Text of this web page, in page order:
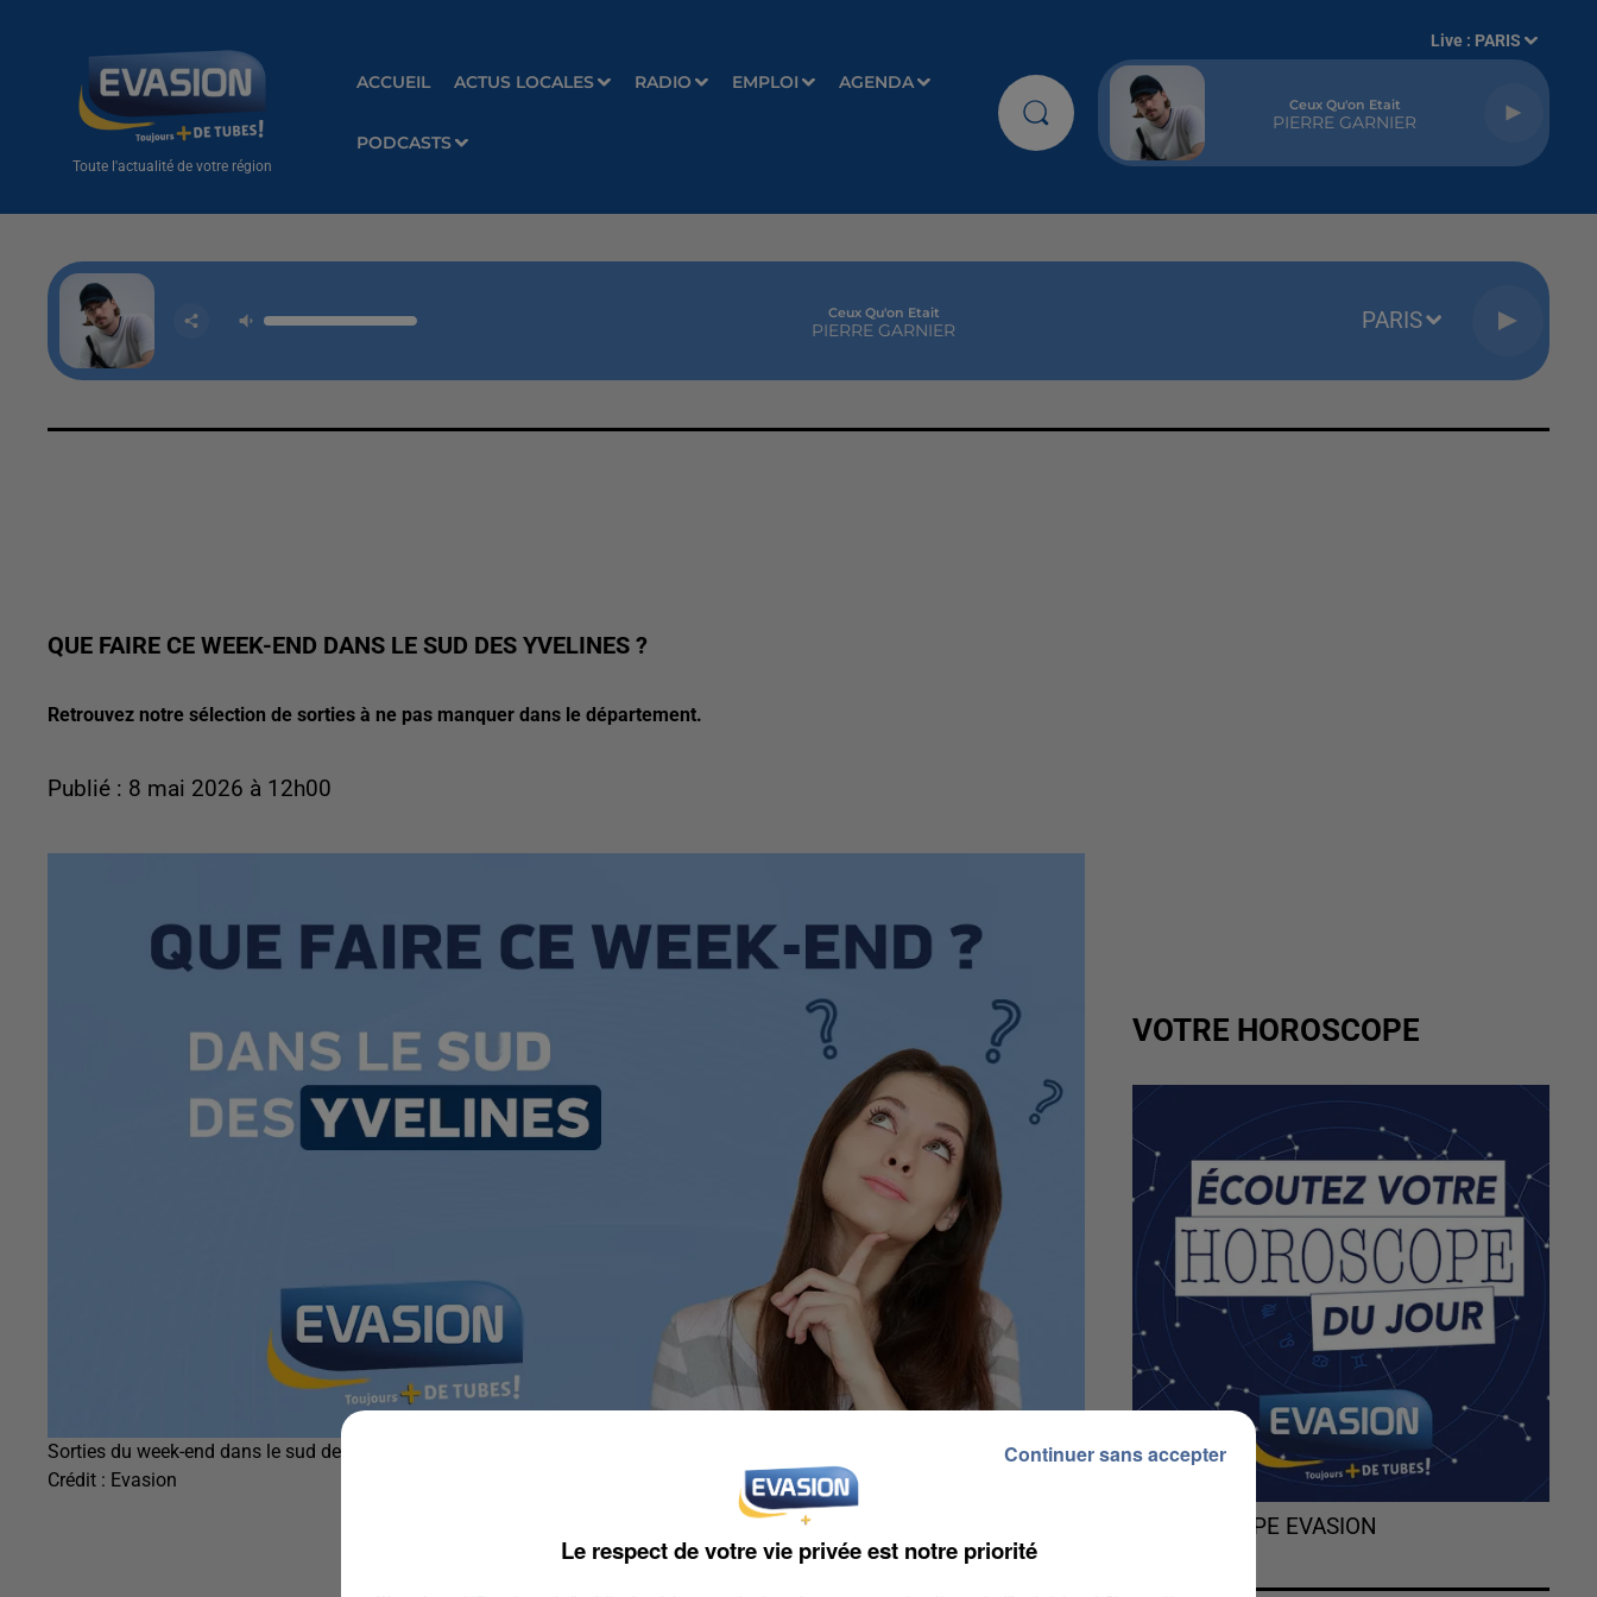
Toute l'actualité de votre région
ACCUEIL ACTUS LOCALES RADIO EMPLOI AGENDA
PODCASTS
Live : PARIS
Ceux Qu'on Etait
PIERRE GARNIER
Ceux Qu'on Etait
PIERRE GARNIER PARIS
QUE FAIRE CE WEEK-END DANS LE SUD DES YVELINES ?
Retrouvez notre sélection de sorties à ne pas manquer dans le département.
Publié : 8 mai 2026 à 12h00
Sorties du week-end dans le sud des Yvelines
Crédit : Evasion
VOTRE HOROSCOPE
L'HOROSCOPE EVASION
Le respect de votre vie privée est notre priorité
Continuer sans accepter